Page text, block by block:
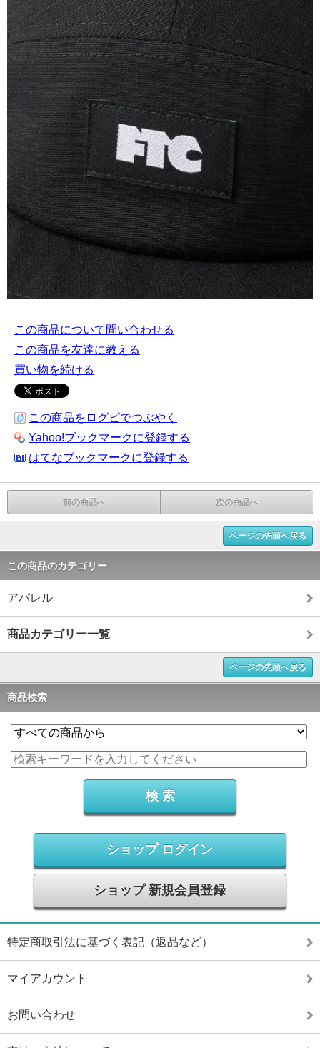
この商品について問い合わせる
この商品を友達に教える
買い物を続ける
この商品をログピでつぶやく
Yahoo!ブックマークに登録する
はてなブックマークに登録する
前の商品へ 次の商品へ
ページの先頭へ戻る
この商品のカテゴリー
アパレル
商品カテゴリー一覧
ページの先頭へ戻る
商品検索
ショップ ログイン
ショップ 新規会員登録
特定商取引法に基づく表記（返品など）
マイアカウント
お問い合わせ